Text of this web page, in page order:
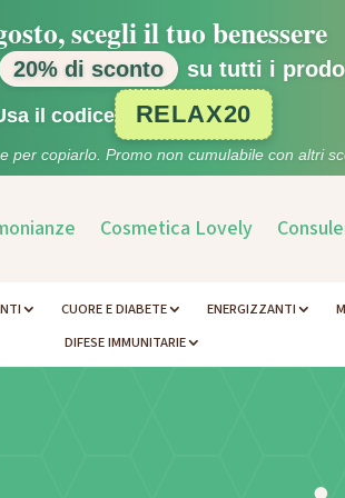
scegli il tuo benessere
20% di sconto su tutti i
il codice RELAX20
per copiarlo. Promo non cumulabile con altri
Cosmetica Lovely
CUORE E DIABETE ENERGIZZANTI
DIFESE IMMUNITARIE